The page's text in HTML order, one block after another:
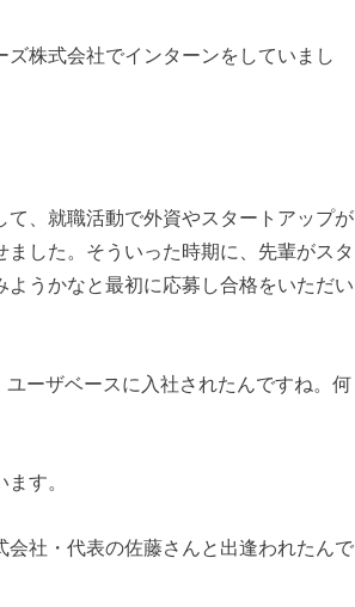
ズ株式会社でインターンをしていまし
て、就職活動で外資やスタートアップが
した。そういった時期に、先輩がスタ
うかなと最初に応募し合格をいただい
ーザベースに入社されたんですね。何
す。
会社・代表の佐藤さんと出逢われたんで